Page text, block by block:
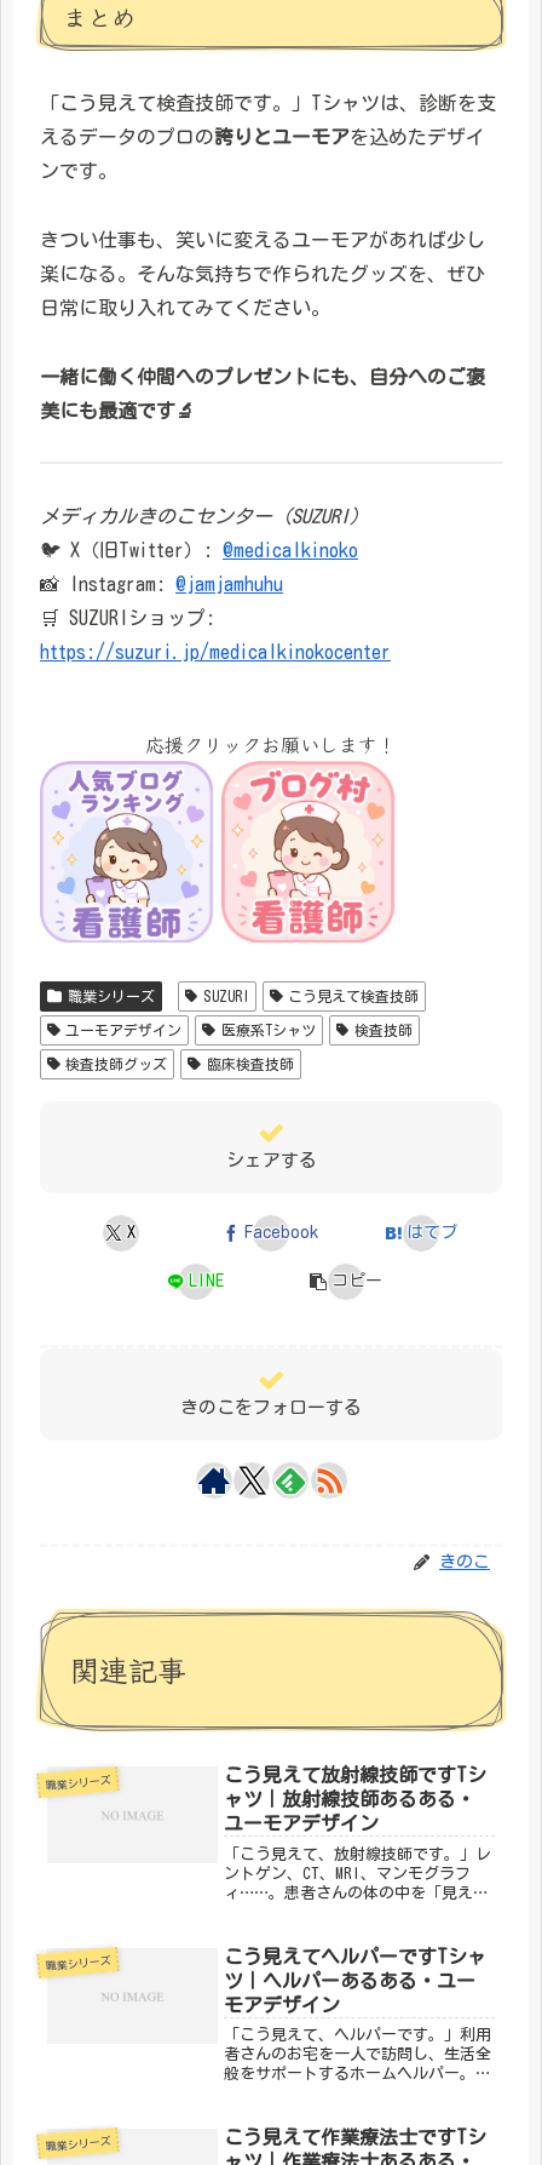
まとめ
「こう見えて検査技師です。」Tシャツは、診断を支
えるデータのプロの誇りとユーモアを込めたデザイ
ンです。
きつい仕事も、笑いに変えるユーモアがあれば少し
楽になる。そんな気持ちで作られたグッズを、ぜひ
日常に取り入れてみてください。
一緒に働く仲間へのプレゼントにも、自分へのご褒
美にも最適です🔬
メディカルきのこセンター（SUZURI）
🐦 X（旧Twitter）: @medicalkinoko
📸 Instagram: @jamjamhuhu
🛒 SUZURIショップ:
https://suzuri.jp/medicalkinokocenter
応援クリックお願いします！
職業シリーズ SUZURI こう見えて検査技師
ユーモアデザイン 医療系Tシャツ 検査技師
検査技師グッズ 臨床検査技師
シェアする
X Facebook はてブ
LINE コピー
きのこをフォローする
きのこ
関連記事
職業シリーズ
こう見えて放射線技師ですTシ
ャツ｜放射線技師あるある・
ユーモアデザイン
「こう見えて、放射線技師です。」レ
ントゲン、CT、MRI、マンモグラフ
ィ……。患者さんの体の中を「見える
をユーモラスに表現したのが、メディ
カルきのこセンターの「こう見えて
放...
職業シリーズ
こう見えてヘルパーですTシャ
ツ｜ヘルパーあるある・ユー
モアデザイン
「こう見えて、ヘルパーです。」利用
者さんのお宅を一人で訪問し、生活全
般をサポートするホームヘルパー。孤
そんなヘルパーの日常をユーモアに込
めたのが、メディカルきのこセンター
職業シリーズ
こう見えて作業療法士ですTシ